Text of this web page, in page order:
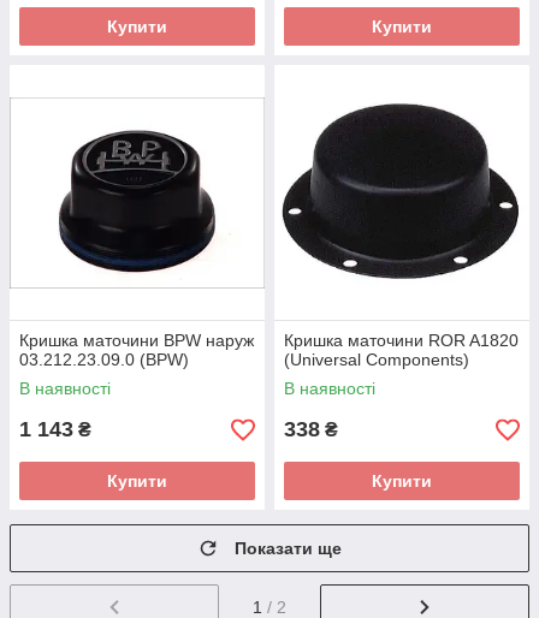
Купити Купити
Кришка маточини BPW наруж
03.212.23.09.0 (BPW)
В наявності
1 143 ₴
Купити
Кришка маточини ROR A1820
(Universal Components)
В наявності
338 ₴
Купити
Показати ще
1 / 2